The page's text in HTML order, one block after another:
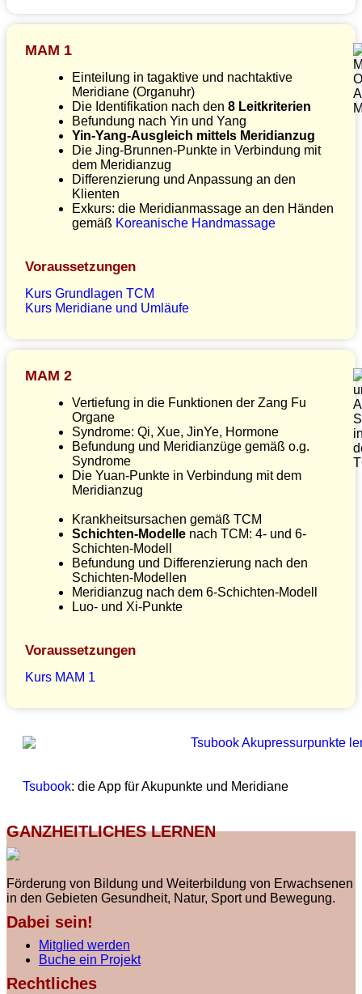
MAM 1
Einteilung in tagaktive und nachtaktive
Meridiane (Organuhr)
Die Identifikation nach den 8 Leitkriterien
Befundung nach Yin und Yang
Yin-Yang-Ausgleich mittels Meridianzug
Die Jing-Brunnen-Punkte in Verbindung mit
dem Meridianzug
Differenzierung und Anpassung an den
Klienten
Exkurs: die Meridianmassage an den Händen
gemäß Koreanische Handmassage
Voraussetzungen
Kurs Grundlagen TCM
Kurs Meridiane und Umläufe
MAM 2
Vertiefung in die Funktionen der Zang Fu
Organe
Syndrome: Qi, Xue, JinYe, Hormone
Befundung und Meridianzüge gemäß o.g.
Syndrome
Die Yuan-Punkte in Verbindung mit dem
Meridianzug
Krankheitsursachen gemäß TCM
Schichten-Modelle nach TCM: 4- und 6-
Schichten-Modell
Befundung und Differenzierung nach den
Schichten-Modellen
Meridianzug nach dem 6-Schichten-Modell
Luo- und Xi-Punkte
Voraussetzungen
Kurs MAM 1
Tsubook: die App für Akupunkte und Meridiane
GANZHEITLICHES LERNEN
Förderung von Bildung und Weiterbildung von Erwachsenen
in den Gebieten Gesundheit, Natur, Sport und Bewegung.
Dabei sein!
Mitglied werden
Buche ein Projekt
Rechtliches